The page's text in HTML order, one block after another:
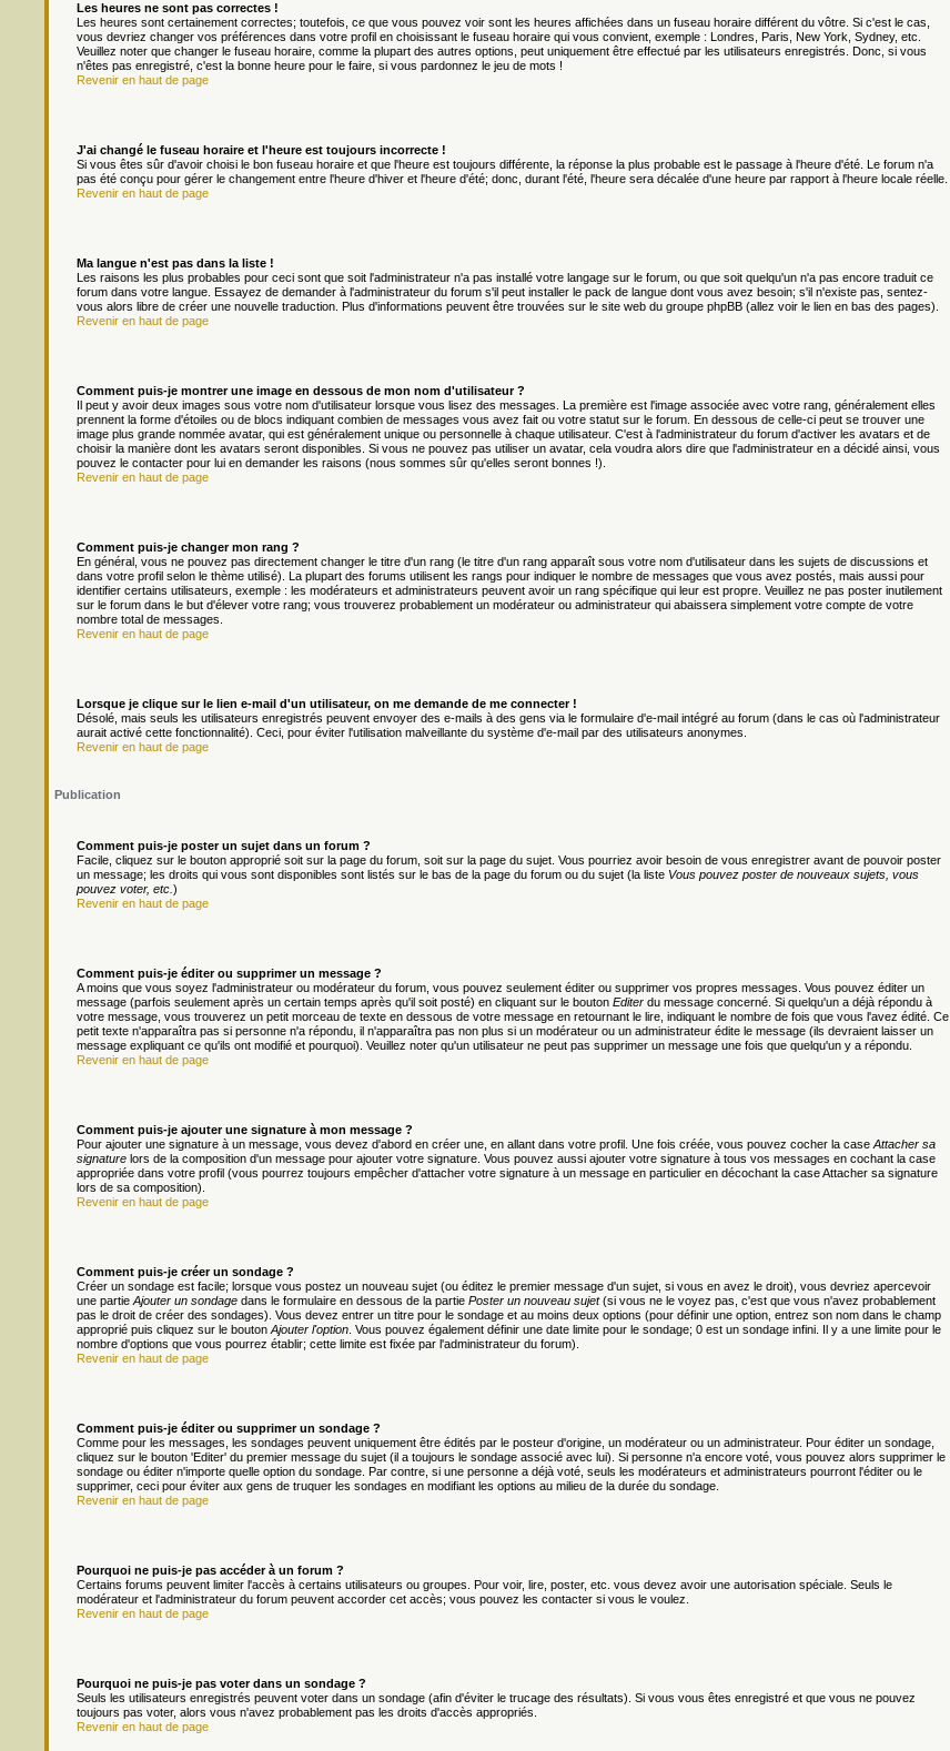
Les heures ne sont pas correctes !
Les heures sont certainement correctes; toutefois, ce que vous pouvez voir sont les heures affichées dans un fuseau horaire différent du vôtre. Si c'est le cas,
vous devriez changer vos préférences dans votre profil en choisissant le fuseau horaire qui vous convient, exemple : Londres, Paris, New York, Sydney, etc.
Veuillez noter que changer le fuseau horaire, comme la plupart des autres options, peut uniquement être effectué par les utilisateurs enregistrés. Donc, si vous
n'êtes pas enregistré, c'est la bonne heure pour le faire, si vous pardonnez le jeu de mots !
Revenir en haut de page
J'ai changé le fuseau horaire et l'heure est toujours incorrecte !
Si vous êtes sûr d'avoir choisi le bon fuseau horaire et que l'heure est toujours différente, la réponse la plus probable est le passage à l'heure d'été. Le forum n'a
pas été conçu pour gérer le changement entre l'heure d'hiver et l'heure d'été; donc, durant l'été, l'heure sera décalée d'une heure par rapport à l'heure locale réelle.
Revenir en haut de page
Ma langue n'est pas dans la liste !
Les raisons les plus probables pour ceci sont que soit l'administrateur n'a pas installé votre langage sur le forum, ou que soit quelqu'un n'a pas encore traduit ce
forum dans votre langue. Essayez de demander à l'administrateur du forum s'il peut installer le pack de langue dont vous avez besoin; s'il n'existe pas, sentez-
vous alors libre de créer une nouvelle traduction. Plus d'informations peuvent être trouvées sur le site web du groupe phpBB (allez voir le lien en bas des pages).
Revenir en haut de page
Comment puis-je montrer une image en dessous de mon nom d'utilisateur ?
Il peut y avoir deux images sous votre nom d'utilisateur lorsque vous lisez des messages. La première est l'image associée avec votre rang, généralement elles
prennent la forme d'étoiles ou de blocs indiquant combien de messages vous avez fait ou votre statut sur le forum. En dessous de celle-ci peut se trouver une
image plus grande nommée avatar, qui est généralement unique ou personnelle à chaque utilisateur. C'est à l'administrateur du forum d'activer les avatars et de
choisir la manière dont les avatars seront disponibles. Si vous ne pouvez pas utiliser un avatar, cela voudra alors dire que l'administrateur en a décidé ainsi, vous
pouvez le contacter pour lui en demander les raisons (nous sommes sûr qu'elles seront bonnes !).
Revenir en haut de page
Comment puis-je changer mon rang ?
En général, vous ne pouvez pas directement changer le titre d'un rang (le titre d'un rang apparaît sous votre nom d'utilisateur dans les sujets de discussions et
dans votre profil selon le thème utilisé). La plupart des forums utilisent les rangs pour indiquer le nombre de messages que vous avez postés, mais aussi pour
identifier certains utilisateurs, exemple : les modérateurs et administrateurs peuvent avoir un rang spécifique qui leur est propre. Veuillez ne pas poster inutilement
sur le forum dans le but d'élever votre rang; vous trouverez probablement un modérateur ou administrateur qui abaissera simplement votre compte de votre
nombre total de messages.
Revenir en haut de page
Lorsque je clique sur le lien e-mail d'un utilisateur, on me demande de me connecter !
Désolé, mais seuls les utilisateurs enregistrés peuvent envoyer des e-mails à des gens via le formulaire d'e-mail intégré au forum (dans le cas où l'administrateur
aurait activé cette fonctionnalité). Ceci, pour éviter l'utilisation malveillante du système d'e-mail par des utilisateurs anonymes.
Revenir en haut de page
Publication
Comment puis-je poster un sujet dans un forum ?
Facile, cliquez sur le bouton approprié soit sur la page du forum, soit sur la page du sujet. Vous pourriez avoir besoin de vous enregistrer avant de pouvoir poster
un message; les droits qui vous sont disponibles sont listés sur le bas de la page du forum ou du sujet (la liste Vous pouvez poster de nouveaux sujets, vous
pouvez voter, etc. )
Revenir en haut de page
Comment puis-je éditer ou supprimer un message ?
A moins que vous soyez l'administrateur ou modérateur du forum, vous pouvez seulement éditer ou supprimer vos propres messages. Vous pouvez éditer un
message (parfois seulement après un certain temps après qu'il soit posté) en cliquant sur le bouton Editer du message concerné. Si quelqu'un a déjà répondu à
votre message, vous trouverez un petit morceau de texte en dessous de votre message en retournant le lire, indiquant le nombre de fois que vous l'avez édité. Ce
petit texte n'apparaîtra pas si personne n'a répondu, il n'apparaîtra pas non plus si un modérateur ou un administrateur édite le message (ils devraient laisser un
message expliquant ce qu'ils ont modifié et pourquoi). Veuillez noter qu'un utilisateur ne peut pas supprimer un message une fois que quelqu'un y a répondu.
Revenir en haut de page
Comment puis-je ajouter une signature à mon message ?
Pour ajouter une signature à un message, vous devez d'abord en créer une, en allant dans votre profil. Une fois créée, vous pouvez cocher la case Attacher sa
signature lors de la composition d'un message pour ajouter votre signature. Vous pouvez aussi ajouter votre signature à tous vos messages en cochant la case
appropriée dans votre profil (vous pourrez toujours empêcher d'attacher votre signature à un message en particulier en décochant la case Attacher sa signature
lors de sa composition).
Revenir en haut de page
Comment puis-je créer un sondage ?
Créer un sondage est facile; lorsque vous postez un nouveau sujet (ou éditez le premier message d'un sujet, si vous en avez le droit), vous devriez apercevoir
une partie Ajouter un sondage dans le formulaire en dessous de la partie Poster un nouveau sujet(si vous ne le voyez pas, c'est que vous n'avez probablement
pas le droit de créer des sondages). Vous devez entrer un titre pour le sondage et au moins deux options (pour définir une option, entrez son nom dans le champ
approprié puis cliquez sur le bouton Ajouter l'option . Vous pouvez également définir une date limite pour le sondage; 0 est un sondage infini. Il y a une limite pour le
nombre d'options que vous pourrez établir; cette limite est fixée par l'administrateur du forum).
Revenir en haut de page
Comment puis-je éditer ou supprimer un sondage ?
Comme pour les messages, les sondages peuvent uniquement être édités par le posteur d'origine, un modérateur ou un administrateur. Pour éditer un sondage,
cliquez sur le bouton 'Editer' du premier message du sujet (il a toujours le sondage associé avec lui). Si personne n'a encore voté, vous pouvez alors supprimer le
sondage ou éditer n'importe quelle option du sondage. Par contre, si une personne a déjà voté, seuls les modérateurs et administrateurs pourront l'éditer ou le
supprimer, ceci pour éviter aux gens de truquer les sondages en modifiant les options au milieu de la durée du sondage.
Revenir en haut de page
Pourquoi ne puis-je pas accéder à un forum ?
Certains forums peuvent limiter l'accès à certains utilisateurs ou groupes. Pour voir, lire, poster, etc. vous devez avoir une autorisation spéciale. Seuls le
modérateur et l'administrateur du forum peuvent accorder cet accès; vous pouvez les contacter si vous le voulez.
Revenir en haut de page
Pourquoi ne puis-je pas voter dans un sondage ?
Seuls les utilisateurs enregistrés peuvent voter dans un sondage (afin d'éviter le trucage des résultats). Si vous vous êtes enregistré et que vous ne pouvez
toujours pas voter, alors vous n'avez probablement pas les droits d'accès appropriés.
Revenir en haut de page